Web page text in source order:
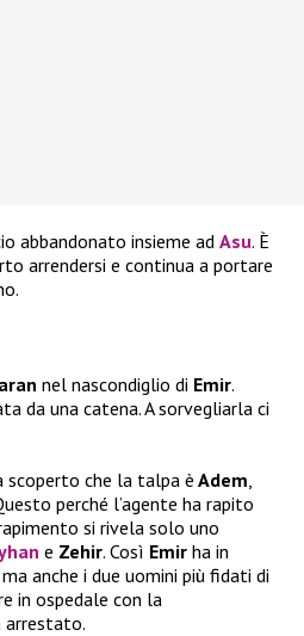
abbandonato insieme ad Asu. È
arrendersi e continua a portare
nel nascondiglio di Emir.
da una catena. A sorvegliarla ci
scoperto che la talpa è Adem
perché l’agente ha rapito
si rivela solo uno
e Zehir. Così Emir ha in
, ma anche i due uomini più fidati di
in ospedale con la
arrestato.